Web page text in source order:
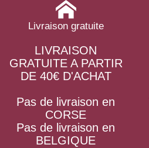
Livraison gratuite
LIVRAISON
GRATUITE A PARTIR
DE 40€ D'ACHAT
Pas de livraison en
CORSE
Pas de livraison en
BELGIQUE